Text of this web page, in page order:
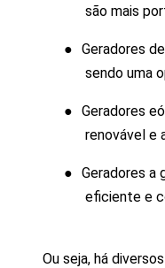
são mais
● Geradores
sendo uma
● Geradores
renovável e
● Geradores a
eficiente e
Ou seja, há